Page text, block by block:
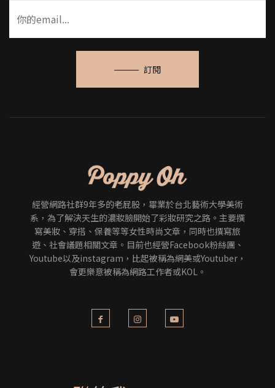
訂閱
經營網路社群9年多的老屁股，畢業於台北藝術大學美術
系，為了解決天生的濃妝臉開始了彩妝研究之路。主要撰
寫美妝、穿搭、保養等等女性時尚文章，同時也撰寫旅
遊、社會議題相關文章。目前也經營Facebook粉絲團、
Youtube以及instagram，比起被稱為網美或Youtuber，
會更樂意被稱為網路工作者或KOL。